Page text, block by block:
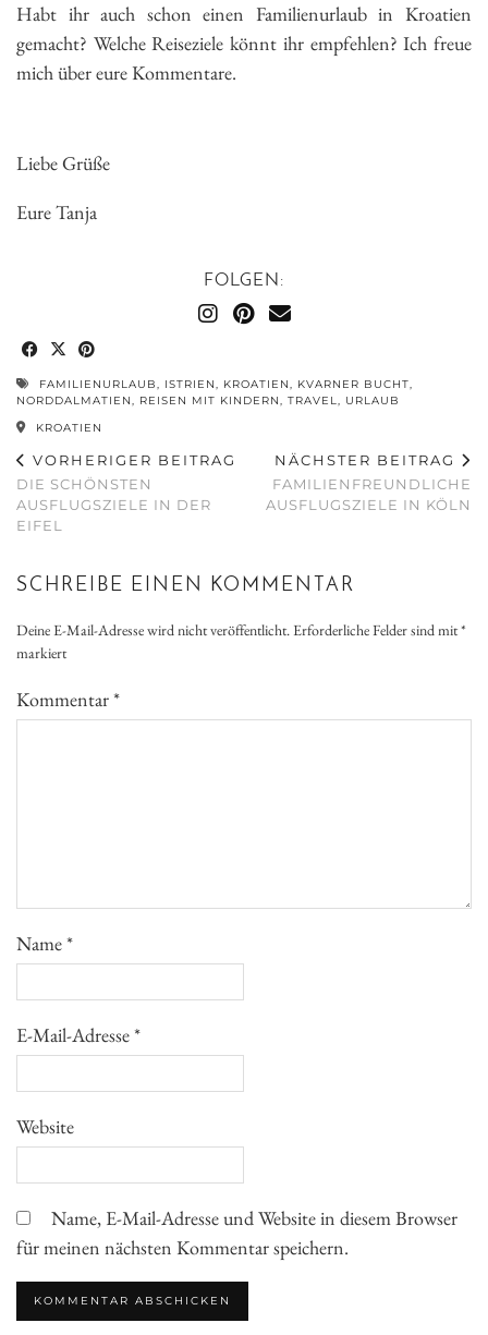
Habt ihr auch schon einen Familienurlaub in Kroatien
gemacht? Welche Reiseziele könnt ihr empfehlen? Ich freue
mich über eure Kommentare.
Liebe Grüße
Eure Tanja
FOLGEN:
FAMILIENURLAUB, ISTRIEN, KROATIEN, KVARNER BUCHT,
NORDDALMATIEN, REISEN MIT KINDERN, TRAVEL, URLAUB
KROATIEN
VORHERIGER BEITRAG
DIE SCHÖNSTEN
AUSFLUGSZIELE IN DER
EIFEL
NÄCHSTER BEITRAG
FAMILIENFREUNDLICHE
AUSFLUGSZIELE IN KÖLN
SCHREIBE EINEN KOMMENTAR
Deine E-Mail-Adresse wird nicht veröffentlicht.Erforderliche Felder sind mit*
markiert
Kommentar*
Name*
E-Mail-Adresse*
Website
Name, E-Mail-Adresse und Website in diesem Browser
für meinen nächsten Kommentar speichern.